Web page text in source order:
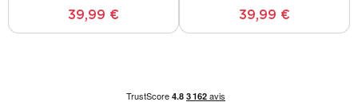
39,99 € 39,99 €